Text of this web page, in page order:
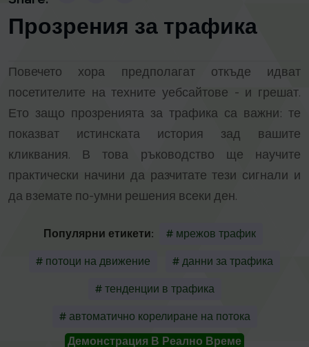
Прозрения за трафика
Повечето хора предполагат откъде идват
посетителите на техните уебсайтове - и грешат.
Ето защо прозренията за трафика са важни: те
показват истинската история зад вашите
кликвания. В това ръководство ще научите
практически начини да разчитате тези сигнали и
да вземате по-умни решения всеки ден.
Популярни етикети: # мрежов трафик
# потоци на движение # данни за трафика
# тенденции в трафика
# автоматично корелиране на потока
Демонстрация В Реално Време